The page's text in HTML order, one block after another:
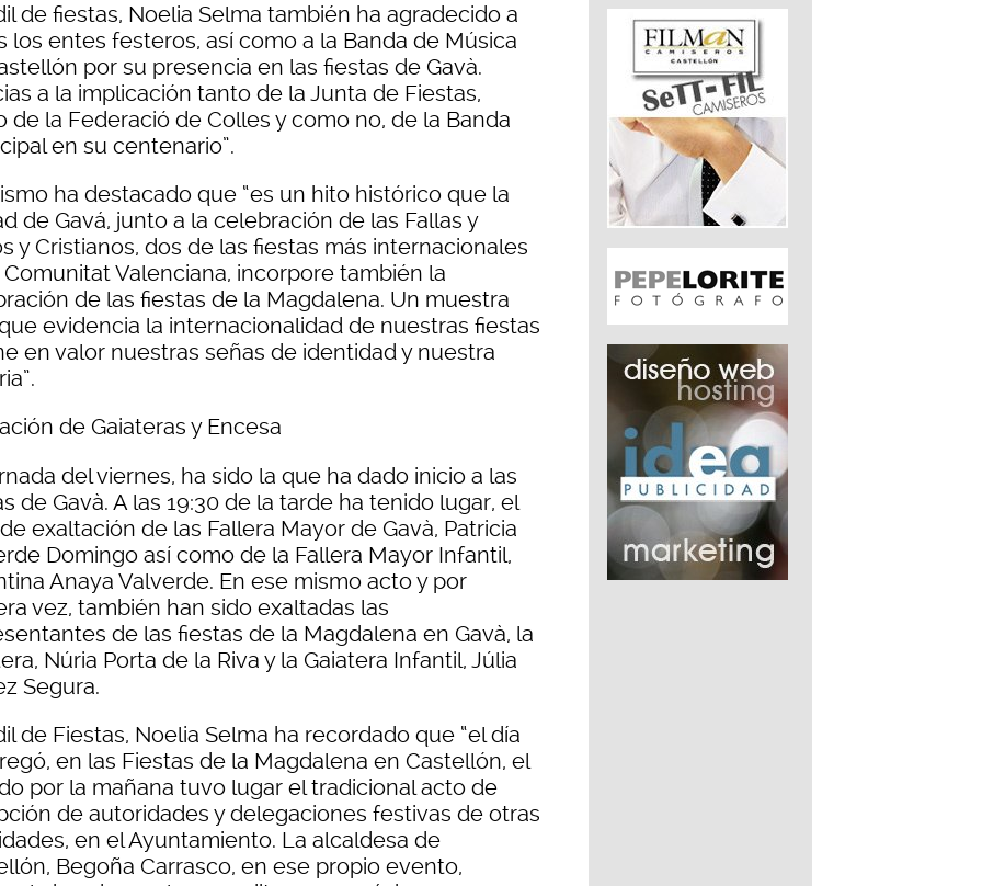
de fiestas, Noelia Selma también ha agradecido a
los entes festeros, así como a la Banda de Música
por su presencia en las fiestas de Gavà.
a la implicación tanto de la Junta de Fiestas,
de la Federació de Colles y como no, de la Banda
en su centenario”.
ha destacado que “es un hito histórico que la
de Gavá, junto a la celebración de las Fallas y
y Cristianos, dos de las fiestas más internacionales
Valenciana, incorpore también la
de las fiestas de la Magdalena. Un muestra
evidencia la internacionalidad de nuestras fiestas
en valor nuestras señas de identidad y nuestra
de Gaiateras y Encesa
del viernes, ha sido la que ha dado inicio a las
de Gavà. A las 19:30 de la tarde ha tenido lugar, el
exaltación de las Fallera Mayor de Gavà, Patricia
Domingo así como de la Fallera Mayor Infantil,
Anaya Valverde. En ese mismo acto y por
vez, también han sido exaltadas las
de las fiestas de la Magdalena en Gavà, la
Núria Porta de la Riva y la Gaiatera Infantil, Júlia
Segura.
de Fiestas, Noelia Selma ha recordado que “el día
en las Fiestas de la Magdalena en Castellón, el
por la mañana tuvo lugar el tradicional acto de
de autoridades y delegaciones festivas de otras
en el Ayuntamiento. La alcaldesa de
Begoña Carrasco, en ese propio evento,